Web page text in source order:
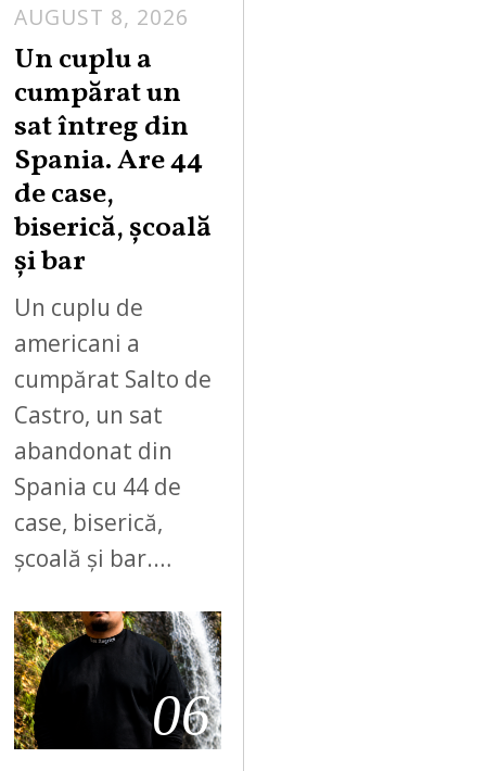
AUGUST 8, 2026
Un cuplu a
cumpărat un
sat întreg din
Spania. Are 44
de case,
biserică, școală
și bar
Un cuplu de
americani a
cumpărat Salto de
Castro, un sat
abandonat din
Spania cu 44 de
case, biserică,
școală și bar.…
06